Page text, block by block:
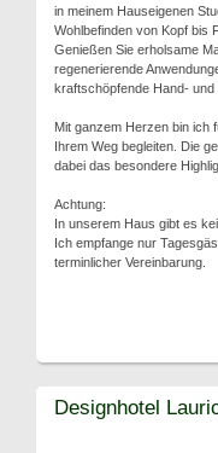
in meinem Hauseigenen
Wohlbefinden von Kopf bis
Genießen Sie erholsame
regenerierende
kraftschöpfende Hand- und
Mit ganzem Herzen bin ich
Ihrem Weg begleiten. Die
dabei das besondere
Achtung:
In unserem Haus gibt es
Ich empfange nur
terminlicher Vereinbarung.
Designhotel